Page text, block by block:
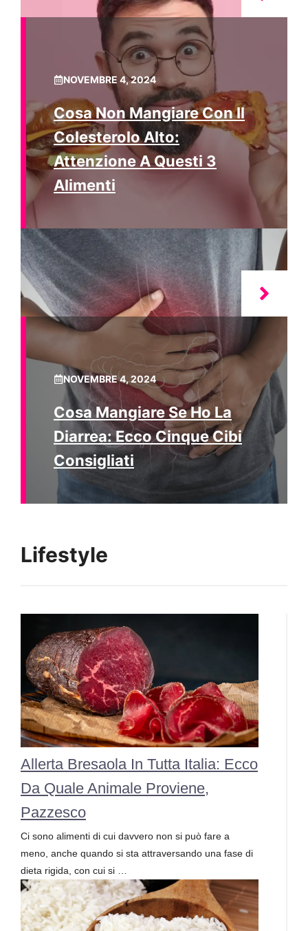
NOVEMBRE 4, 2024
Cosa Non Mangiare Con Il
Colesterolo Alto:
Attenzione A Questi 3
Alimenti
NOVEMBRE 4, 2024
Cosa Mangiare Se Ho La
Diarrea: Ecco Cinque Cibi
Consigliati
Lifestyle
Allerta Bresaola In Tutta Italia: Ecco
Da Quale Animale Proviene,
Pazzesco
Ci sono alimenti di cui davvero non si può fare a
meno, anche quando si sta attraversando una fase di
dieta rigida, con cui si …